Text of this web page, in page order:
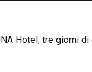
Hotel, tre giorni